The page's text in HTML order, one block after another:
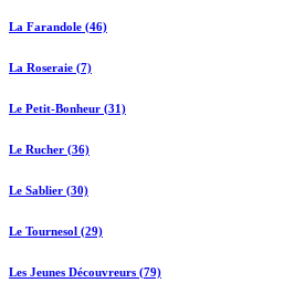
La Farandole (46)
La Roseraie (7)
Le Petit-Bonheur (31)
Le Rucher (36)
Le Sablier (30)
Le Tournesol (29)
Les Jeunes Découvreurs (79)